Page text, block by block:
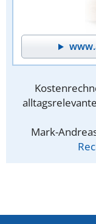
Mark-